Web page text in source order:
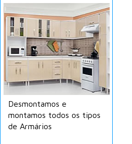
Desmontamos e
montamos todos os tipos
de Armários